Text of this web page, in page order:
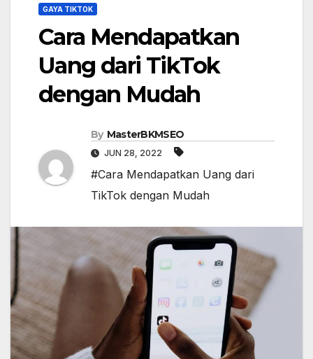
GAYA TIKTOK
Cara Mendapatkan
Uang dari TikTok
dengan Mudah
By MasterBKMSEO
JUN 28, 2022
#Cara Mendapatkan Uang dari
TikTok dengan Mudah